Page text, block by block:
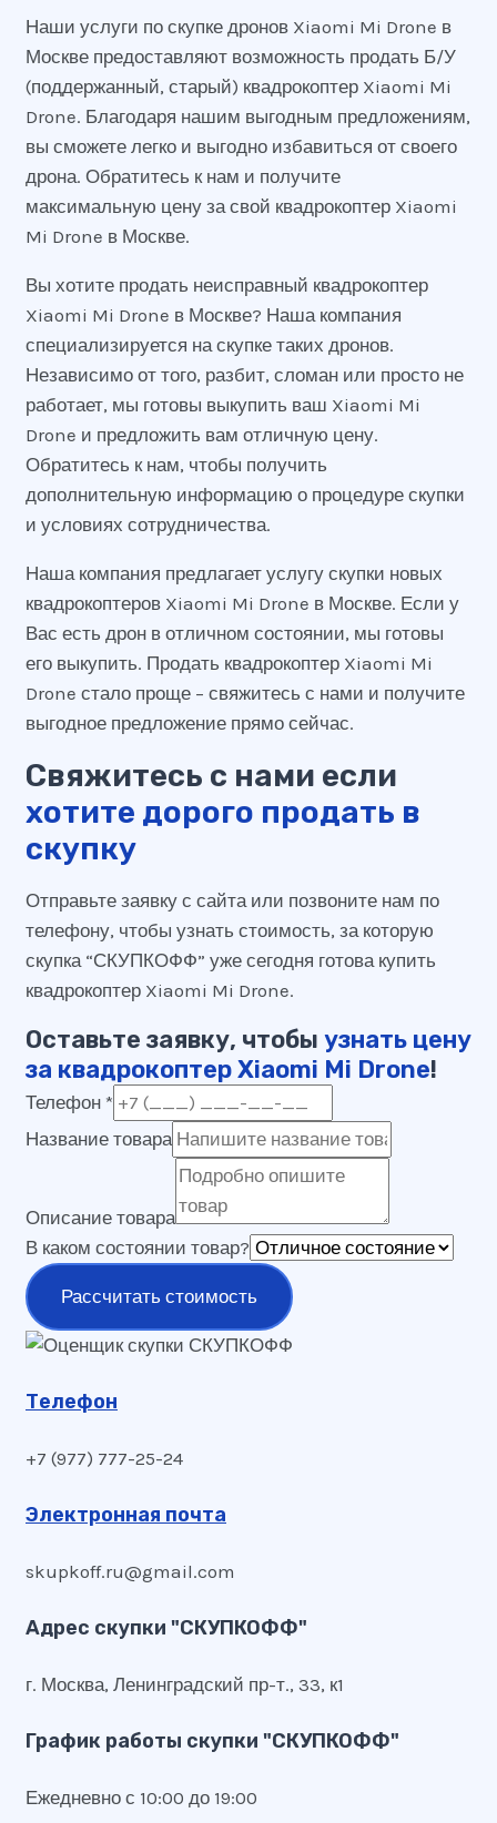
Наши услуги по скупке дронов Xiaomi Mi Drone в
Москве предоставляют возможность продать Б/У
(поддержанный, старый) квадрокоптер Xiaomi Mi
Drone. Благодаря нашим выгодным предложениям,
вы сможете легко и выгодно избавиться от своего
дрона. Обратитесь к нам и получите
максимальную цену за свой квадрокоптер Xiaomi
Mi Drone в Москве.
Вы хотите продать неисправный квадрокоптер
Xiaomi Mi Drone в Москве? Наша компания
специализируется на скупке таких дронов.
Независимо от того, разбит, сломан или просто не
работает, мы готовы выкупить ваш Xiaomi Mi
Drone и предложить вам отличную цену.
Обратитесь к нам, чтобы получить
дополнительную информацию о процедуре скупки
и условиях сотрудничества.
Наша компания предлагает услугу скупки новых
квадрокоптеров Xiaomi Mi Drone в Москве. Если у
Вас есть дрон в отличном состоянии, мы готовы
его выкупить. Продать квадрокоптер Xiaomi Mi
Drone стало проще – свяжитесь с нами и получите
выгодное предложение прямо сейчас.
Свяжитесь с нами если
хотите дорого продать в
скупку
Отправьте заявку с сайта или позвоните нам по
телефону, чтобы узнать стоимость, за которую
скупка “СКУПКОФФ” уже сегодня готова купить
квадрокоптер Xiaomi Mi Drone.
Оставьте заявку, чтобы узнать цену
за квадрокоптер Xiaomi Mi Drone!
Телефон *
Название товара
Описание товара
В каком состоянии товар?
Рассчитать стоимость
Телефон
+7 (977) 777-25-24
Электронная почта
skupkoff.ru@gmail.com
Адрес скупки "СКУПКОФФ"
г. Москва, Ленинградский пр-т., 33, к1
График работы скупки "СКУПКОФФ"
Ежедневно с 10:00 до 19:00